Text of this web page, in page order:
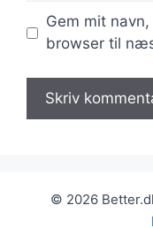
Gem mit
browser til
© 2026